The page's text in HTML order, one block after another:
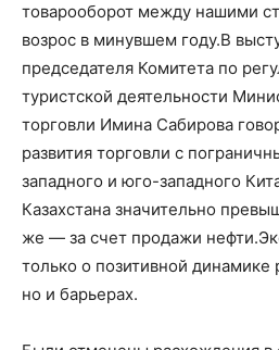
товарооборот между нашими
возрос в минувшем году.В
председателя Комитета по
туристской деятельности
торговли Имина Сабирова
развития торговли с
западного и юго-западного
Казахстана значительно
же — за счет продажи
только о позитивной динамике
но и барьерах.